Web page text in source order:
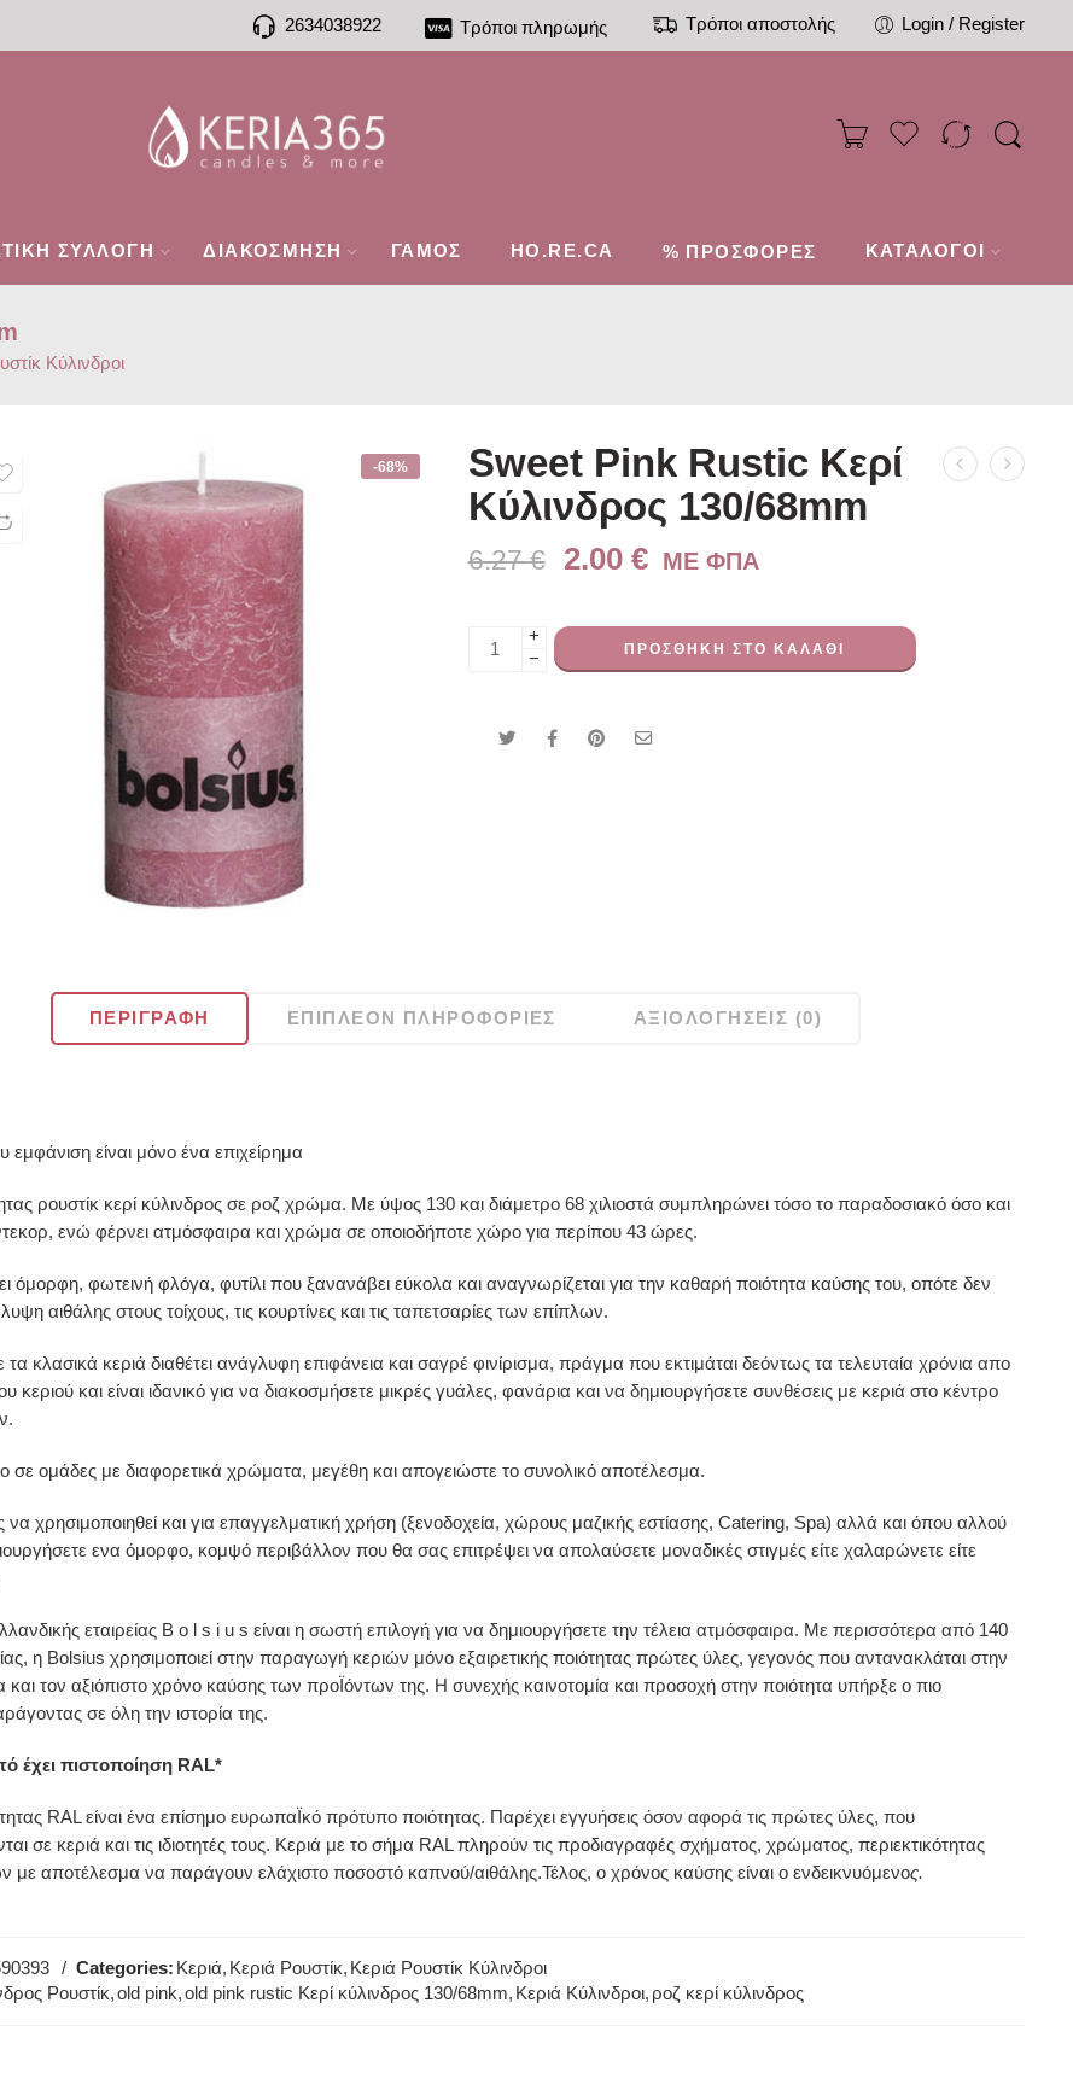
2634038922 Τρόποι πληρωμής Τρόποι αποστολής Login / Register
ΣΥΛΛΟΓΗ ΔΙΑΚΟΣΜΗΣΗ ΓΑΜΟΣ HO.RE.CA % ΠΡΟΣΦΟΡΕΣ ΚΑΤΑΛΟΓΟΙ
Κύλινδροι
-68%
Sweet Pink Rustic Κερί
Kύλινδρος 130/68mm
6.27€ 2.00 € ME ΦΠΑ
+
−
ΠΡΟΣΘΉΚΗ ΣΤΟ ΚΑΛΆΘΙ
ΠΕΡΙΓΡΑΦΉ ΕΠΙΠΛΈΟΝ ΠΛΗΡΟΦΟΡΊΕΣ ΑΞΙΟΛΟΓΉΣΕΙΣ (0)
εμφάνιση είναι μόνο ένα επιχείρημα
ρουστίκ κερί κύλινδρος σε ροζ χρώμα. Με ύψος 130 και διάμετρο 68 χιλιοστά συμπληρώνει τόσο το παραδοσιακό όσο και
ενώ φέρνει ατμόσφαιρα και χρώμα σε οποιοδήποτε χώρο για περίπου 43 ώρες.
όμορφη, φωτεινή φλόγα, φυτίλι που ξανανάβει εύκολα και αναγνωρίζεται για την καθαρή ποιότητα καύσης του, οπότε δεν
αιθάλης στους τοίχους, τις κουρτίνες και τις ταπετσαρίες των επίπλων.
τα κλασικά κεριά διαθέτει ανάγλυφη επιφάνεια και σαγρέ φινίρισμα, πράγμα που εκτιμάται δεόντως τα τελευταία χρόνια απο
κεριού και είναι ιδανικό για να διακοσμήσετε μικρές γυάλες, φανάρια και να δημιουργήσετε συνθέσεις με κεριά στο κέντρο
σε ομάδες με διαφορετικά χρώματα, μεγέθη και απογειώστε το συνολικό αποτέλεσμα.
να χρησιμοποιηθεί και για επαγγελματική χρήση (ξενοδοχεία, χώρους μαζικής εστίασης, Catering, Spa) αλλά και όπου αλλού
ενα όμορφο, κομψό περιβάλλον που θα σας επιτρέψει να απολαύσετε μοναδικές στιγμές είτε χαλαρώνετε είτε
εταιρείας B o l s i u s είναι η σωστή επιλογή για να δημιουργήσετε την τέλεια ατμόσφαιρα. Με περισσότερα από 140
η Bolsius χρησιμοποιεί στην παραγωγή κεριών μόνο εξαιρετικής ποιότητας πρώτες ύλες, γεγονός που αντανακλάται στην
τον αξιόπιστο χρόνο καύσης των προΪόντων της. Η συνεχής καινοτομία και προσοχή στην ποιότητα υπήρξε ο πιο
σε όλη την ιστορία της.
έχει πιστοποίηση RAL*
RAL είναι ένα επίσημο ευρωπαΪκό πρότυπο ποιότητας. Παρέχει εγγυήσεις όσον αφορά τις πρώτες ύλες, που
σε κεριά και τις ιδιοτητές τους. Κεριά με το σήμα RAL πληρούν τις προδιαγραφές σχήματος, χρώματος, περιεκτικότητας
με αποτέλεσμα να παράγουν ελάχιστο ποσοστό καπνού/αιθάλης.Τέλος, ο χρόνος καύσης είναι ο ενδεικνυόμενος.
Categories: Κεριά, Κεριά Ρουστίκ, Κεριά Ρουστίκ Κύλινδροι
Ρουστίκ,old pink,old pink rustic Κερί κύλινδρος 130/68mm, Κεριά Κύλινδροι, ροζ κερί κύλινδρος